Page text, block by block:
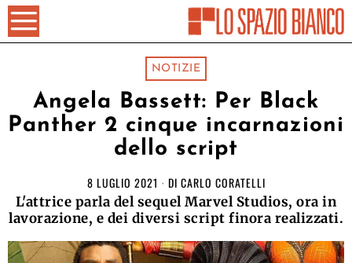
NOTIZIE
Angela Bassett: Per Black
Panther 2 cinque incarnazioni
dello script
8 LUGLIO 2021 DI CARLO CORATELLI
L'attrice parla del sequel Marvel Studios, ora in
lavorazione, e dei diversi script finora realizzati.